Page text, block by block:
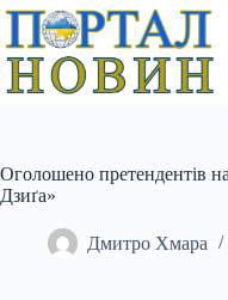
Перейти
вмісту
Оголошено претендентів
Дзиґа»
Дмитро Хмара